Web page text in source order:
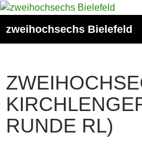
Zum
springen
zweihochsechs Bielefeld
RUNDE RL)